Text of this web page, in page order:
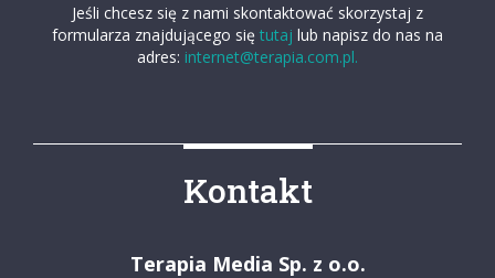
Jeśli chcesz się z nami skontaktować skorzystaj z
formularza znajdującego się tutaj lub napisz do nas na
adres: internet@terapia.com.pl.
Kontakt
Terapia Media Sp. z o.o.